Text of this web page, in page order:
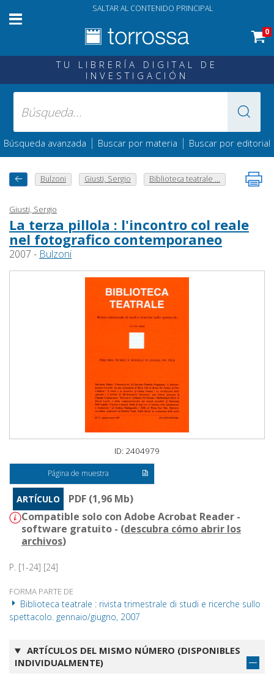
SALTAR AL CONTENIDO PRINCIPAL
0
TU LIBRERÍA DIGITAL DE
INVESTIGACIÓN
Búsqueda avanzada | Buscar por materia | Buscar por editorial
Bulzoni Giusti, Sergio Biblioteca teatrale ...
Giusti, Sergio
La terza pillola : l'incontro col reale
nel fotografico contemporaneo
2007 - Bulzoni
ID: 2404979
Página de muestra
ARTÍCULO
PDF (1,96 Mb)
Compatible solo con Adobe Acrobat Reader -
software gratuito - (descubra cómo abrir los
archivos)
P. [1-24] [24]
FORMA PARTE DE
Biblioteca teatrale : rivista trimestrale di studi e ricerche sullo
spettacolo. gennaio/giugno, 2007
ARTÍCULOS DEL MISMO NÚMERO (DISPONIBLES
INDIVIDUALMENTE)